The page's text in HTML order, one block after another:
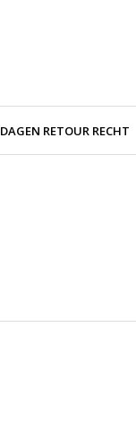
RETOUR RECHT